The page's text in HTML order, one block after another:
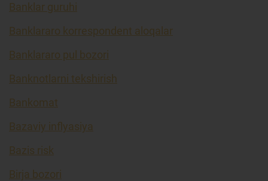
Banklar guruhi
Banklararo korrespondent aloqalar
Banklararo pul bozori
Banknotlarni tekshirish
Bankomat
Bazaviy inflyasiya
Bazis risk
Birja bozori